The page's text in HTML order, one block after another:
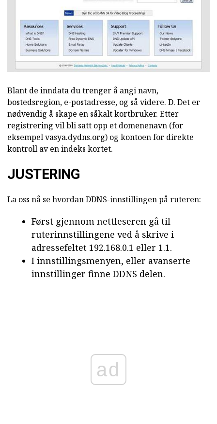
Blant de inndata du trenger å angi navn,
bostedsregion, e-postadresse, og så videre. D. Det er
nødvendig å skape en såkalt kortbruker. Etter
registrering vil bli satt opp et domenenavn (for
eksempel vasya.dydns.org) og kontoen for direkte
kontroll av en indeks kortet.
JUSTERING
La oss nå se hvordan DDNS-innstillingen på ruteren:
Først gjennom nettleseren gå til
ruterinnstillingene ved å skrive i
adressefeltet 192.168.0.1 eller 1.1.
I innstillingsmenyen, eller avanserte
innstillinger finne DDNS delen.
ad